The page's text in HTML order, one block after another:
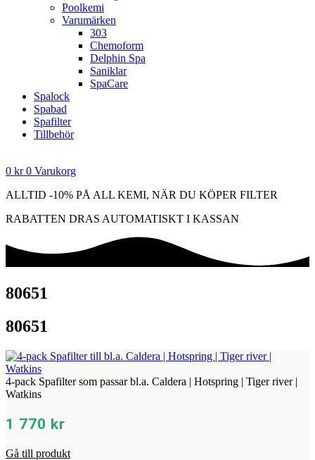
Poolkemi
Varumärken
303
Chemoform
Delphin Spa
Saniklar
SpaCare
Spalock
Spabad
Spafilter
Tillbehör
0 kr 0 Varukorg
ALLTID -10% PÅ ALL KEMI, NÄR DU KÖPER FILTER
RABATTEN DRAS AUTOMATISKT I KASSAN
80651
80651
4-pack Spafilter som passar bl.a. Caldera | Hotspring | Tiger river |
Watkins
1 770 kr
Gå till produkt